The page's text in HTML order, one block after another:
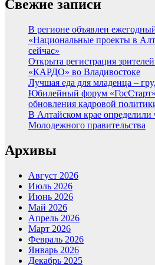
Свежие записи
В регионе объявлен
«Национальные проекты в
сейчас»
Открыта регистрация
«КАРДО» во Владивостоке
Лучшая еда для младенца –
Юбилейный форум
обновления кадровой
В Алтайском крае определили
Молодежного правительства
Архивы
Август 2026
Июль 2026
Июнь 2026
Май 2026
Апрель 2026
Март 2026
Февраль 2026
Январь 2026
Декабрь 2025